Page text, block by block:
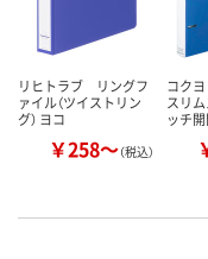
リヒトラブ リングフ
ァイル（ツイストリン
グ） ヨコ
￥258～（税込）
コク
スリ
ッチ